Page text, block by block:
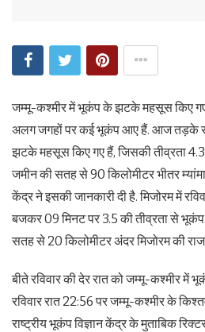
जम्मू-कश्मीर में भूकंप के झटके महसूस किए
अलग जगहों पर कई भूकंप आए हैं. आज तड़के
झटके महसूस किए गए हैं, जिसकी तीव्रता
जमीन की सतह से 90 किलोमीटर भीतर
केंद्र ने इसकी जानकारी दी है. मिजोरम में
बजकर 09 मिनट पर 3.5 की तीव्रता से
सतह से 20 किलोमीटर अंदर मिजोरम की
बीते रविवार की देर रात को जम्मू-कश्मीर
रविवार रात 22:56 पर जम्मू-कश्मीर के
राष्ट्रीय भूकंप विज्ञान केंद्र के मुताबिक